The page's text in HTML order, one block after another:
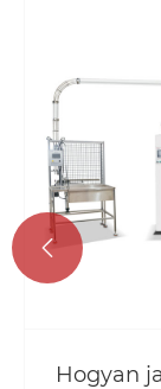
Hogyan
